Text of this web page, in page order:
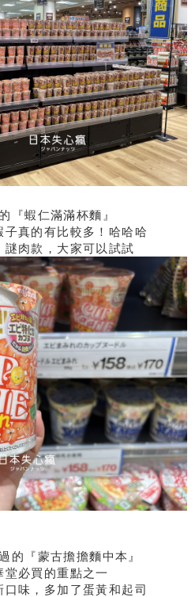
『蝦仁滿滿杯麵』
真的有比較多！哈哈哈
謎肉款，大家可以試試
的『蒙古擔擔麵中本』
堂必買的重點之一
味，多加了蛋黃和起司